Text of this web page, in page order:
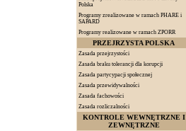
Polska
Programy zrealizowane w ramach PHARE i
SAPARD
Programy realizowane w ramach ZPORR
PRZEJRZYSTA POLSKA
Zasada przejrzystości
Zasada braku tolerancji dla korupcji
Zasada partycypacji społecznej
Zasada przewidywalności
Zasada fachowości
Zasada rozliczalności
KONTROLE WEWNĘTRZNE I
ZEWNĘTRZNE